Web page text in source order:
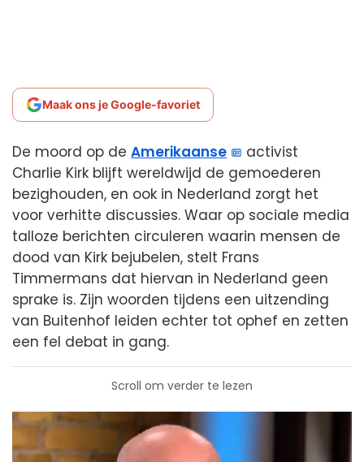
Maak ons je Google-favoriet
De moord op de Amerikaanse
activist
Charlie Kirk blijft wereldwijd de gemoederen
bezighouden, en ook in Nederland zorgt het
voor verhitte discussies. Waar op sociale media
talloze berichten circuleren waarin mensen de
dood van Kirk bejubelen, stelt Frans
Timmermans dat hiervan in Nederland geen
sprake is. Zijn woorden tijdens een uitzending
van Buitenhof leiden echter tot ophef en zetten
een fel debat in gang.
Scroll om verder te lezen